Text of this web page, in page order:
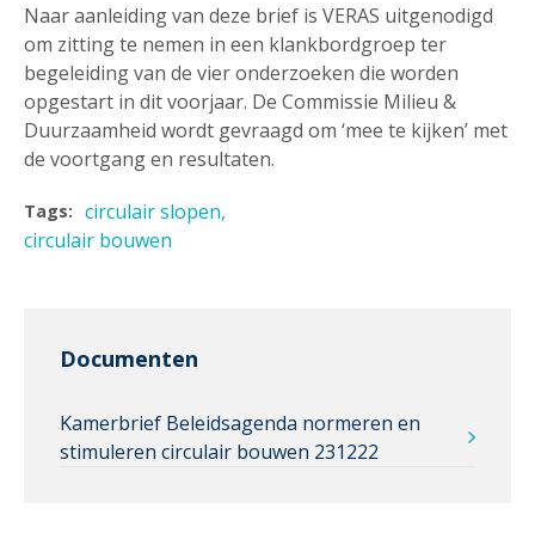
Naar aanleiding van deze brief is VERAS uitgenodigd
om zitting te nemen in een klankbordgroep ter
begeleiding van de vier onderzoeken die worden
opgestart in dit voorjaar. De Commissie Milieu &
Duurzaamheid wordt gevraagd om ‘mee te kijken’ met
de voortgang en resultaten.
Tags: circulair slopen
circulair bouwen
Documenten
Kamerbrief Beleidsagenda normeren en
stimuleren circulair bouwen 231222